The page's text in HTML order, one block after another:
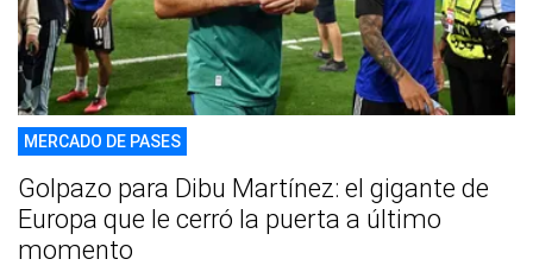
MERCADO DE PASES
Golpazo para Dibu Martínez: el gigante de
Europa que le cerró la puerta a último
momento